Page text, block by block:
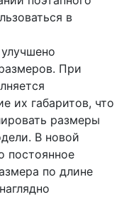
в
При
их габаритов, что
размеры
В новой
постоянное
по длине